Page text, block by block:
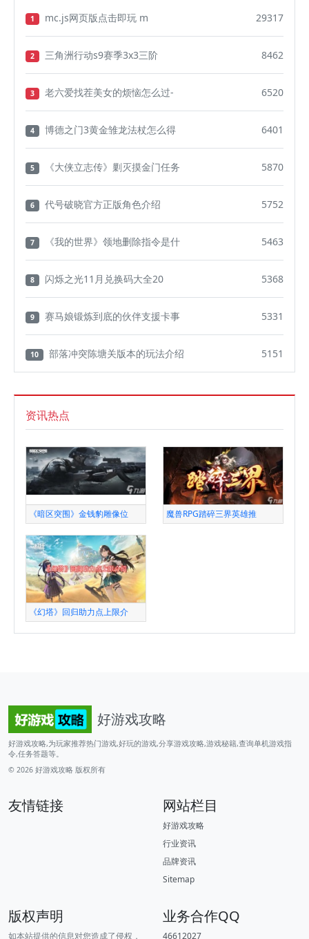
1 mc.js网页版点击即玩 m 29317
2 三角洲行动s9赛季3x3三阶 8462
3 老六爱找茬美女的烦恼怎么过- 6520
4 博德之门3黄金雏龙法杖怎么得 6401
5 《大侠立志传》剿灭摸金门任务 5870
6 代号破晓官方正版角色介绍 5752
7 《我的世界》领地删除指令是什 5463
8 闪烁之光11月兑换码大全20 5368
9 赛马娘锻炼到底的伙伴支援卡事 5331
10 部落冲突陈塘关版本的玩法介绍 5151
资讯热点
《暗区突围》金钱豹雕像位 魔兽RPG踏碎三界英雄推
《幻塔》回归助力点上限介
好游戏攻略
好游戏攻略,为玩家推荐热门游戏,好玩的游戏,分享游戏攻略,游戏秘籍,查询单机游戏指
令,任务答题等。
© 2026 好游戏攻略 版权所有
友情链接 网站栏目
好游戏攻略
行业资讯
品牌资讯
Sitemap
版权声明
如本站提供的信息对您造成了侵权，
业务合作QQ
46612027